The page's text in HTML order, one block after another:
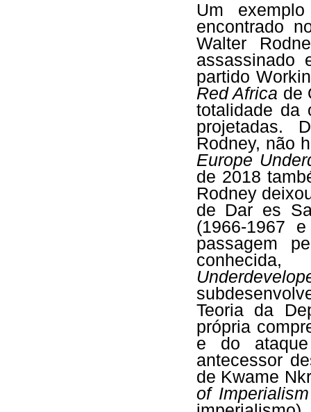
Um
encontrado
Walter
assassinado
partido
Red Africa de
totalidade da
projetadas.
Rodney, não
Europe
de 2018
Rodney
de Dar es
(1966-1967
passagem
Teoria da
própria
e do
antecessor
de Kwame
of